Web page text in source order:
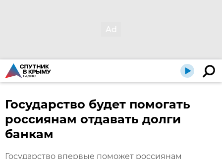
Государство будет помогать
россиянам отдавать долги
банкам
Государство впервые поможет россиянам